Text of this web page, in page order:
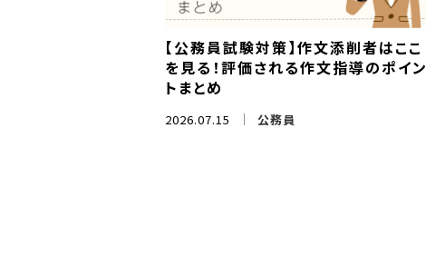
【公務員試験対策】作文添削者はここ
を見る！評価される作文指導のポイン
トまとめ
2026.07.15 公務員